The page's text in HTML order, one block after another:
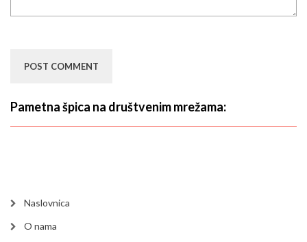
Pametna špica na društvenim mrežama:
Naslovnica
O nama